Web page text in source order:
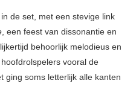
de set, met een stevige link
, een feest van dissonantie en
behoorlijk melodieus en
vooral de
ging soms letterlijk alle kanten